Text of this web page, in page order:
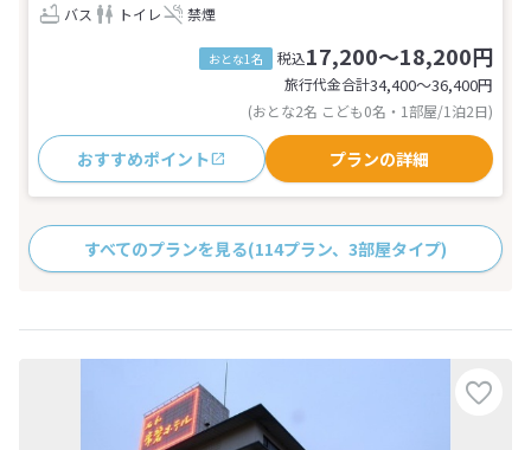
バス
トイレ 禁煙
おとな1名 税込17,200～18,200円
旅行代金合計34,400〜36,400円
(おとな2名 こども0名・1部屋/1泊2日)
おすすめポイント プランの詳細
すべてのプランを見る(114プラン、3部屋タイプ)